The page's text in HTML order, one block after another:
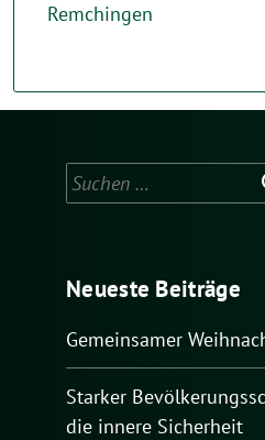
Remchingen
Suchen
nach:
Neueste Beiträge
Gemeinsamer
Starker
die innere Sicherheit